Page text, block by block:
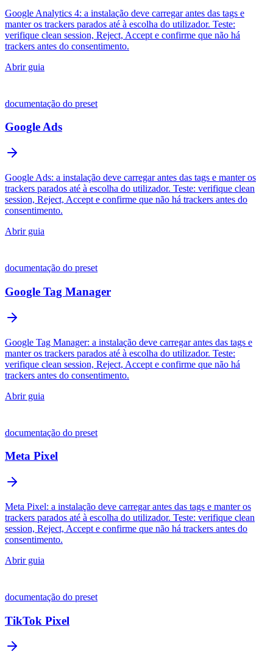
Google Analytics 4: a instalação deve carregar antes das tags e
manter os trackers parados até à escolha do utilizador. Teste:
verifique clean session, Reject, Accept e confirme que não há
trackers antes do consentimento.
Abrir guia
documentação do preset
Google Ads
Google Ads: a instalação deve carregar antes das tags e manter os
trackers parados até à escolha do utilizador. Teste: verifique clean
session, Reject, Accept e confirme que não há trackers antes do
consentimento.
Abrir guia
documentação do preset
Google Tag Manager
Google Tag Manager: a instalação deve carregar antes das tags e
manter os trackers parados até à escolha do utilizador. Teste:
verifique clean session, Reject, Accept e confirme que não há
trackers antes do consentimento.
Abrir guia
documentação do preset
Meta Pixel
Meta Pixel: a instalação deve carregar antes das tags e manter os
trackers parados até à escolha do utilizador. Teste: verifique clean
session, Reject, Accept e confirme que não há trackers antes do
consentimento.
Abrir guia
documentação do preset
TikTok Pixel